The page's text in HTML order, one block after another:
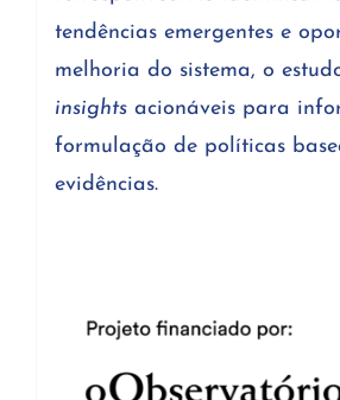
tendências emergentes e
melhoria do sistema, o
insightsacionáveis para
formulação de políticas
evidências.